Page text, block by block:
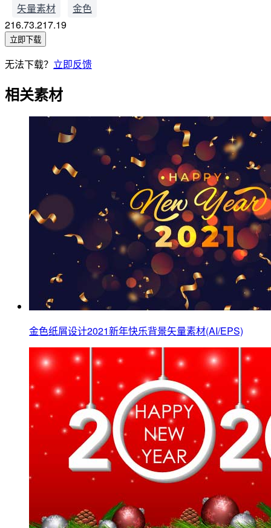
矢量素材
金色
216.73.217.19
立即下载
无法下载？ 立即反馈
相关素材
金色纸屑设计2021新年快乐背景矢量素材(AI/EPS)